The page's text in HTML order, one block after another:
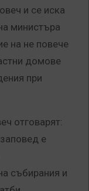
и се иска
министъра
на не повече
домове
при
отговарят:
е
събирания и